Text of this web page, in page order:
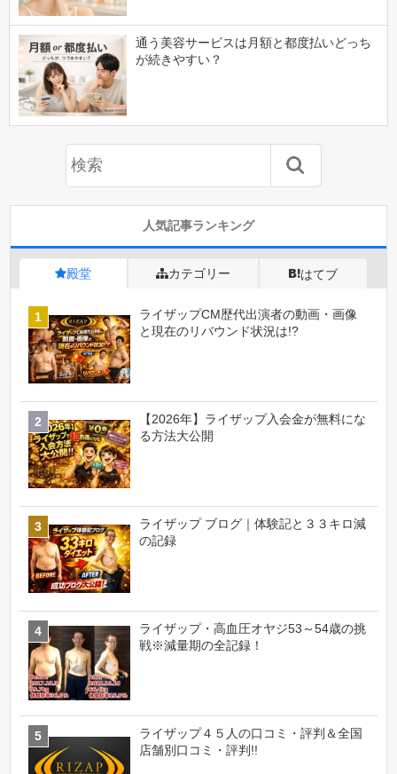
通う美容サービスは月額と都度払いどっち
が続きやすい？
人気記事ランキング
殿堂 カテゴリー はてブ
ライザップCM歴代出演者の動画・画像
と現在のリバウンド状況は!?
【2026年】ライザップ入会金が無料にな
る方法大公開
ライザップ ブログ｜体験記と３３キロ減
の記録
ライザップ・高血圧オヤジ53～54歳の挑
戦※減量期の全記録！
ライザップ４５人の口コミ・評判＆全国
店舗別口コミ・評判!!